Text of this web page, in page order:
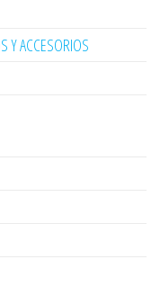
Y ACCESORIOS